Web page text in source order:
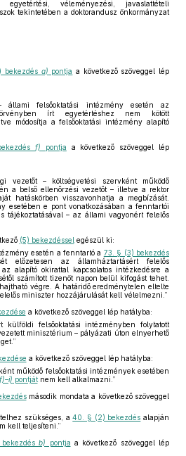
véleményezési, javaslattételi
tekintetében a doktorandusz önkormányzat
bekezdés a) pontja a következő szöveggel lép
állami felsőoktatási intézmény esetén az
írt egyetértéshez nem kötött
módosítja a felsőoktatási intézmény alapító
f) pontja a következő szöveggel lép
vezetőt – költségvetési szervként működő
a belső ellenőrzési vezetőt – illetve a rektor
hatáskörben visszavonhatja a megbízását.
esetében e pont vonatkozásában a fenntartói
tájékoztatásával – az állami vagyonért felelős
(5) bekezdéssel egészül ki:
esetén a fenntartó a 73. § (3) bekezdés
előzetesen az államháztartásért felelős
alapító okirattal kapcsolatos intézkedésre a
számított tizenöt napon belül kifogást tehet.
végre. A határidő eredménytelen eltelte
miniszter hozzájárulását kell vélelmezni.”
a következő szöveggel lép hatályba:
külföldi felsőoktatási intézményben folytatott
minisztérium – pályázati úton elnyerhető
a következő szöveggel lép hatályba:
működő felsőoktatási intézmények esetében
f)–i) pontjátnem kell alkalmazni.”
második mondata a következő szöveggel
szükséges, a40. § (2) bekezdés alapján
kell teljesíteni.”
b) pontja a következő szöveggel lép